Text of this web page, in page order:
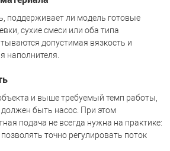
поддерживает ли модель готовые
сухие смеси или оба типа
допустимая вязкость и
наполнителя.
и выше требуемый темп работы,
быть насос. При этом
подача не всегда нужна на практике:
точно регулировать поток